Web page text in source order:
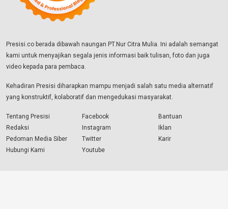
Presisi.co berada dibawah naungan PT.Nur Citra Mulia. Ini adalah semangat
kami untuk menyajikan segala jenis informasi baik tulisan, foto dan juga
video kepada para pembaca.
Kehadiran Presisi diharapkan mampu menjadi salah satu media alternatif
yang konstruktif, kolaboratif dan mengedukasi masyarakat.
Tentang Presisi
Redaksi
Pedoman Media Siber
Hubungi Kami
Facebook
Instagram
Twitter
Youtube
Bantuan
Iklan
Karir